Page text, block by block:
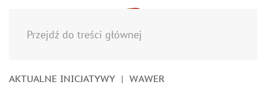
Przejdź do treści głównej
AKTUALNE INICJATYWY WAWER